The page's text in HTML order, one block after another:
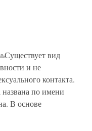
вид
и не
контакта.
по имени
В основе